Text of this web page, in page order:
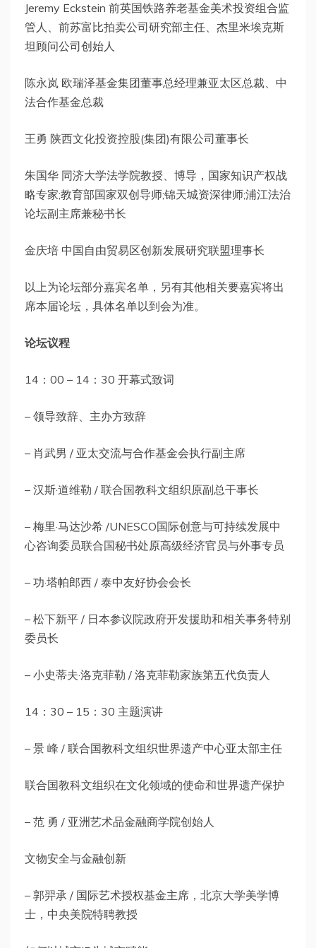
Jeremy Eckstein 前英国铁路养老基金美术投资组合监
管人、前苏富比拍卖公司研究部主任、杰里米埃克斯
坦顾问公司创始人
陈永岚 欧瑞泽基金集团董事总经理兼亚太区总裁、中
法合作基金总裁
王勇 陕西文化投资控股(集团)有限公司董事长
朱国华 同济大学法学院教授、博导，国家知识产权战
略专家;教育部国家双创导师;锦天城资深律师;浦江法治
论坛副主席兼秘书长
金庆培 中国自由贸易区创新发展研究联盟理事长
以上为论坛部分嘉宾名单，另有其他相关要嘉宾将出
席本届论坛，具体名单以到会为准。
论坛议程
14：00 – 14：30 开幕式致词
– 领导致辞、主办方致辞
– 肖武男 / 亚太交流与合作基金会执行副主席
– 汉斯·道维勒 / 联合国教科文组织原副总干事长
– 梅里·马达沙希 /UNESCO国际创意与可持续发展中
心咨询委员联合国秘书处原高级经济官员与外事专员
– 功·塔帕郎西 / 泰中友好协会会长
– 松下新平 / 日本参议院政府开发援助和相关事务特别
委员长
– 小史蒂夫·洛克菲勒 / 洛克菲勒家族第五代负责人
14：30 – 15：30 主题演讲
– 景 峰 / 联合国教科文组织世界遗产中心亚太部主任
联合国教科文组织在文化领域的使命和世界遗产保护
– 范 勇 / 亚洲艺术品金融商学院创始人
文物安全与金融创新
– 郭羿承 / 国际艺术授权基金主席，北京大学美学博
士，中央美院特聘教授